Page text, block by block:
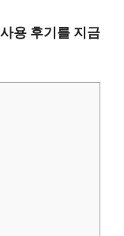
용 후기를 지금